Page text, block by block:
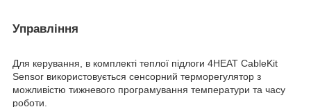
Управління
Для керування, в комплекті теплої підлоги 4HEAT CableKit
Sensor використовується сенсорний терморегулятор з
можливістю тижневого програмування температури та часу
роботи.